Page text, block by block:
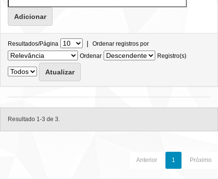
Resultados/Página | Ordenar registros por
Ordenar
Registro(s)
Resultado 1-3 de 3.
Anterior 1 Próximo